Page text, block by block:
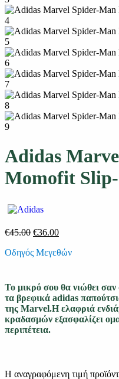
Adidas
Momofit
€45.00 Original
was:
€36.00Η
τιμή
Οδηγός Μεγεθών
Το μικρό σου θα νιώθει
τα βρεφικά adidas
της Marvel.Η ελαφριά
κραδασμών εξασφαλίζει
περιπέτεια.
Η αναγραφόμενη τιμή